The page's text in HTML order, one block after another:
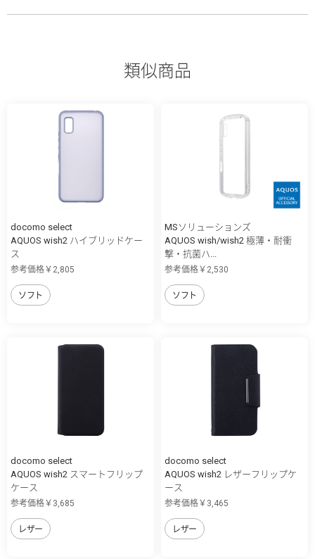
類似商品
docomo select
AQUOS wish2 ハイブリッドケー
ス
参考価格￥2,805
ソフト
MSソリューションズ
AQUOS wish/wish2 極薄・耐衝
撃・抗菌ハ...
参考価格￥2,530
ソフト
docomo select
AQUOS wish2 スマートフリップ
ケース
参考価格￥3,685
レザー
docomo select
AQUOS wish2 レザーフリップケ
ース
参考価格￥3,465
レザー